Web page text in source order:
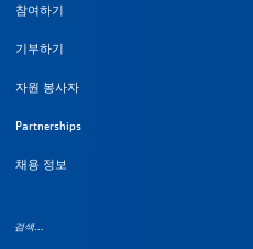
참여하기
기부하기
자원 봉사자
Partnerships
채용 정보